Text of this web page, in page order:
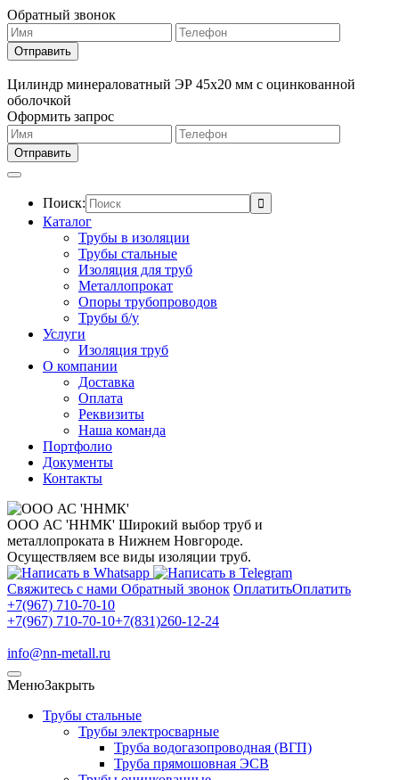
Обратный звонок
Цилиндр минераловатный ЭР 45х20 мм с оцинкованной
оболочкой
Оформить запрос
Поиск:
Каталог
Трубы в изоляции
Трубы стальные
Изоляция для труб
Металлопрокат
Опоры трубопроводов
Трубы б/у
Услуги
Изоляция труб
О компании
Доставка
Оплата
Реквизиты
Наша команда
Портфолио
Документы
Контакты
ООО АС 'ННМК' Широкий выбор труб и
металлопроката в Нижнем Новгороде.
Осуществляем все виды изоляции труб.
Свяжитесь с нами Обратный звонок ОплатитьОплатить
+7(967) 710-70-10
+7(967) 710-70-10+7(831)260-12-24
info@nn-metall.ru
МенюЗакрыть
Трубы стальные
Трубы электросварные
Труба водогазопроводная (ВГП)
Труба прямошовная ЭСВ